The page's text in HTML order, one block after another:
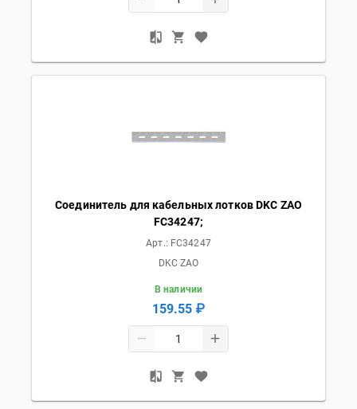
Соединитель для кабельных лотков DKC ZAO
FC34247;
Арт.: FC34247
DKC ZAO
В наличии
159.55 ₽